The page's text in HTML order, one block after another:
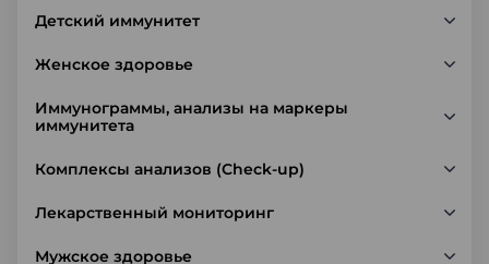
Детский иммунитет
Женское здоровье
Иммунограммы, анализы на маркеры
иммунитета
Комплексы анализов (Check-up)
Лекарственный мониторинг
Мужское здоровье